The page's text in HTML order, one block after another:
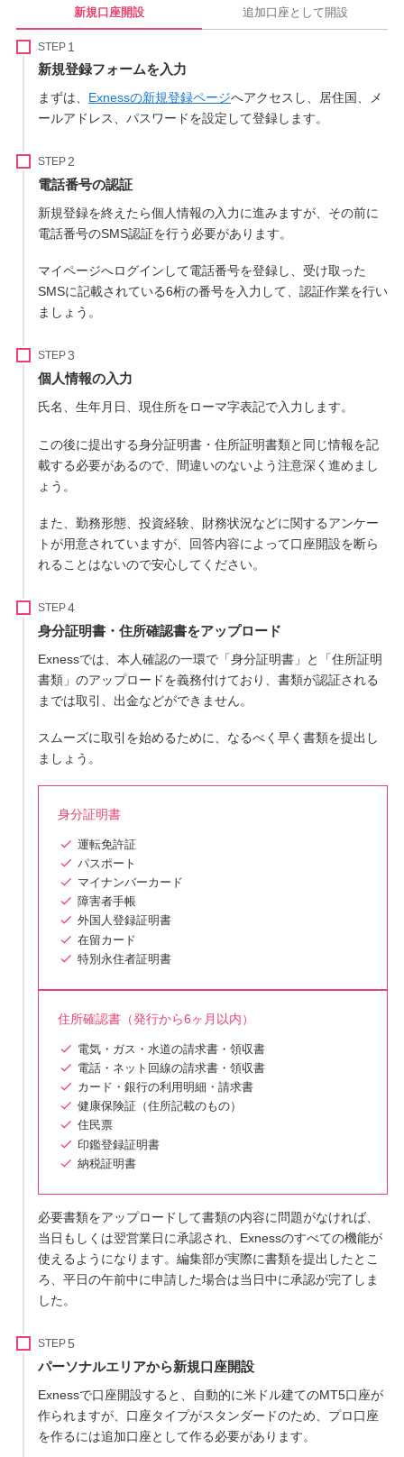
新規口座開設 追加口座として開設
STEP
新規登録フォームを入力
まずは、 Exnessの新規登録ページへアクセスし、居住国、メ
ールアドレス、パスワードを設定して登録します。
STEP
電話番号の認証
新規登録を終えたら個人情報の入力に進みますが、その前に
電話番号のSMS認証を行う必要があります。
マイページへログインして電話番号を登録し、受け取った
SMSに記載されている6桁の番号を入力して、認証作業を行い
ましょう。
STEP
個人情報の入力
氏名、生年月日、現住所をローマ字表記で入力します。
この後に提出する身分証明書・住所証明書類と同じ情報を記
載する必要があるので、間違いのないよう注意深く進めまし
ょう。
また、勤務形態、投資経験、財務状況などに関するアンケー
トが用意されていますが、回答内容によって口座開設を断ら
れることはないので安心してください。
STEP
身分証明書・住所確認書をアップロード
Exnessでは、本人確認の一環で「身分証明書」と「住所証明
書類」のアップロードを義務付けており、書類が認証される
までは取引、出金などができません。
スムーズに取引を始めるために、なるべく早く書類を提出し
ましょう。
身分証明書
運転免許証
パスポート
マイナンバーカード
障害者手帳
外国人登録証明書
在留カード
特別永住者証明書
住所確認書（発行から6ヶ月以内）
電気・ガス・水道の請求書・領収書
電話・ネット回線の請求書・領収書
カード・銀行の利用明細・請求書
健康保険証（住所記載のもの）
住民票
印鑑登録証明書
納税証明書
必要書類をアップロードして書類の内容に問題がなければ、
当日もしくは翌営業日に承認され、Exnessのすべての機能が
使えるようになります。編集部が実際に書類を提出したとこ
ろ、平日の午前中に申請した場合は当日中に承認が完了しま
した。
STEP
パーソナルエリアから新規口座開設
Exnessで口座開設すると、自動的に米ドル建てのMT5口座が
作られますが、口座タイプがスタンダードのため、プロ口座
を作るには追加口座として作る必要があります。